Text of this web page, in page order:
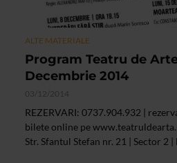
ALTE MATERIALE
Program Teatru de
Decembrie 2014
03/12/2014
REZERVARI: 0737.904.932 |
bilete online pe
Str. Sfantul Stefan nr. 21 | Sector 2